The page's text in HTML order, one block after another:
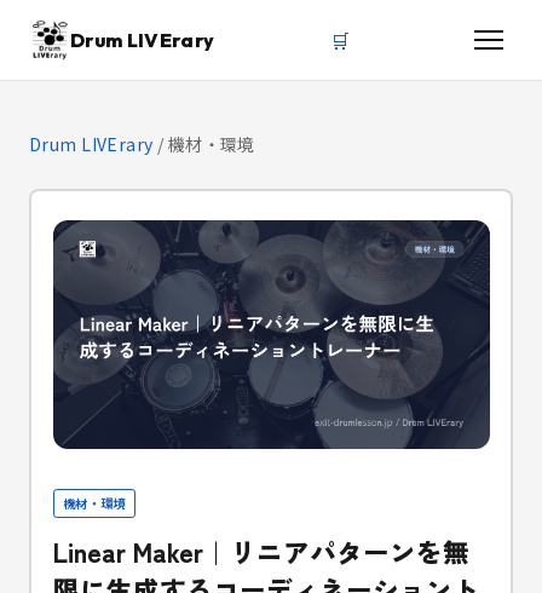
Drum LIVErary 🛒
Drum LIVErary / 機材・環境
機材・環境
Linear Maker｜リニアパターンを無